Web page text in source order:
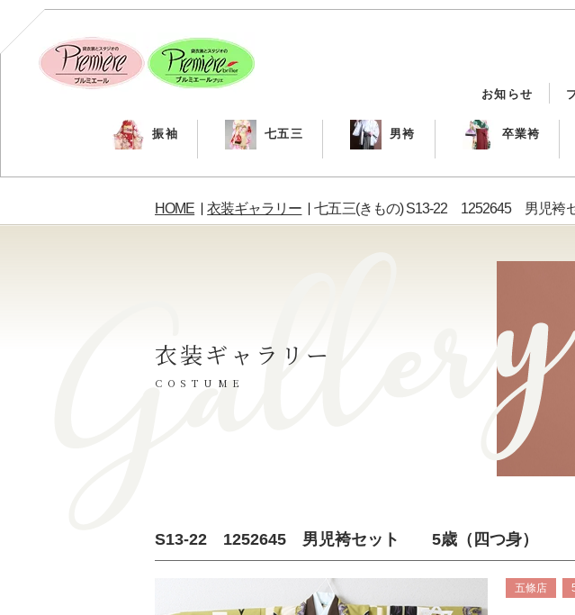
お知らせ
振袖 七五三 男袴 卒業袴
HOME 衣装ギャラリー 七五三(きもの) S13-22 1252645 男児
衣装ギャラリー
COSTUME
S13-22 1252645 男児袴セット 5歳（四つ身）
五條店